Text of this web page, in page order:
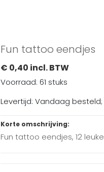
Fun tattoo eendjes
€ 0,40 incl. BTW
Voorraad: 61 stuks
Levertijd: Vandaag
Korte omschrijving:
Fun tattoo eendjes, 12